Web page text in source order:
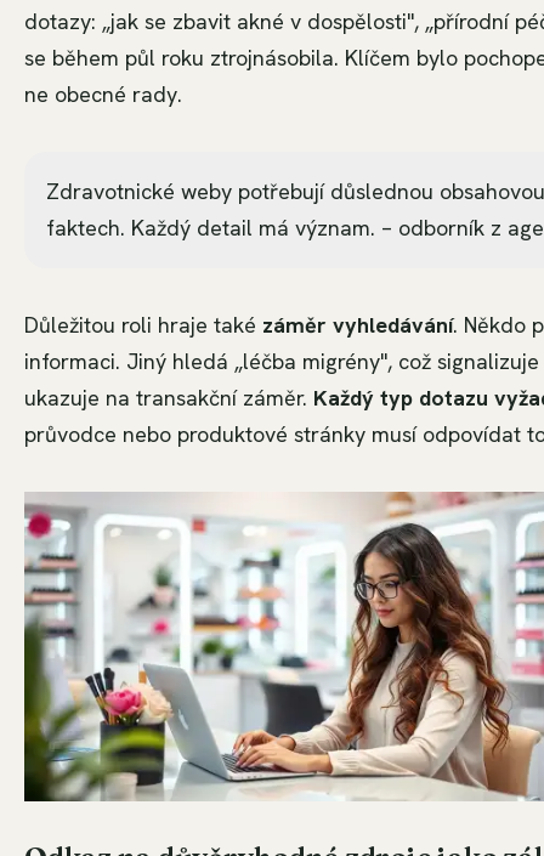
dotazy: „jak se zbavit akné v dospělosti", „přírodní
se během půl roku ztrojnásobila. Klíčem bylo
ne obecné rady.
Zdravotnické weby potřebují důslednou
faktech. Každý detail má význam. – odborník z
Důležitou roli hraje také záměr vyhledávání. Někdo
informaci. Jiný hledá „léčba migrény", což
ukazuje na transakční záměr. Každý typ dotazu
průvodce nebo produktové stránky musí odpovídat